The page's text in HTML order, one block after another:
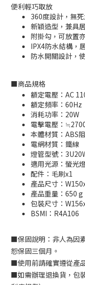
便利輕巧取放
360度設計，無死
新穎造型，兼具
附掛勾，可放置
IPX4防水結構，
防水開關設計，
■商品規格
額定電壓：AC
額定頻率：60Hz
消耗功率：20W
電擊電壓：
本體材質：ABS
電網材質：鐵線
燈管型號：
適用光源：螢光
配件：毛刷x1
產品尺寸：
產品重量：650 g
包裝尺寸：
BSMI： R4A106
■保固說明：非人為因
恕保固三個月。
■使用前請確實遵從產
■如需辦理退換貨，包